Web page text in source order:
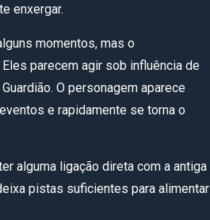
enxergar.
momentos, mas o
parecem agir sob influência de
O personagem aparece
e rapidamente se torna o
alguma ligação direta com a antiga
pistas suficientes para alimentar